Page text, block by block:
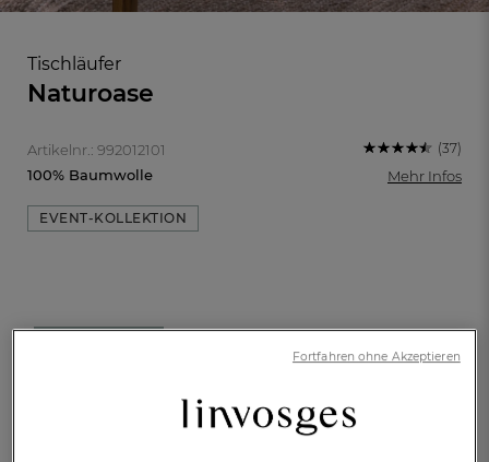
Tischläufer
Naturoase
Artikelnr.: 992012101
100% Baumwolle
(37)
Mehr Infos
EVENT-KOLLEKTION
Fortfahren ohne Akzeptieren